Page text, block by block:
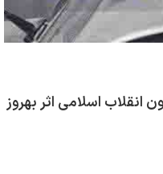
انقلاب اسلامی اثر بهروز